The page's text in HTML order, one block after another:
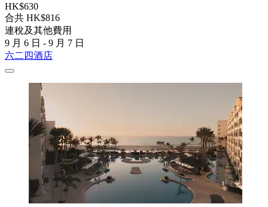
HK$630
合共 HK$816
連稅及其他費用
9 月 6 日 - 9 月 7 日
六二四酒店